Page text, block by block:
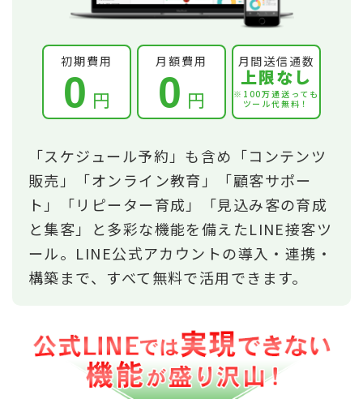
初期費用
0 円
月額費用
0 円
月間送信通数
上限なし
※100万通送っても
ツール代無料！
「スケジュール予約」も含め「コンテンツ
販売」「オンライン教育」「顧客サポー
ト」「リピーター育成」「見込み客の育成
と集客」と多彩な機能を備えたLINE接客ツ
ール。LINE公式アカウントの導入・連携・
構築まで、すべて無料で活用できます。